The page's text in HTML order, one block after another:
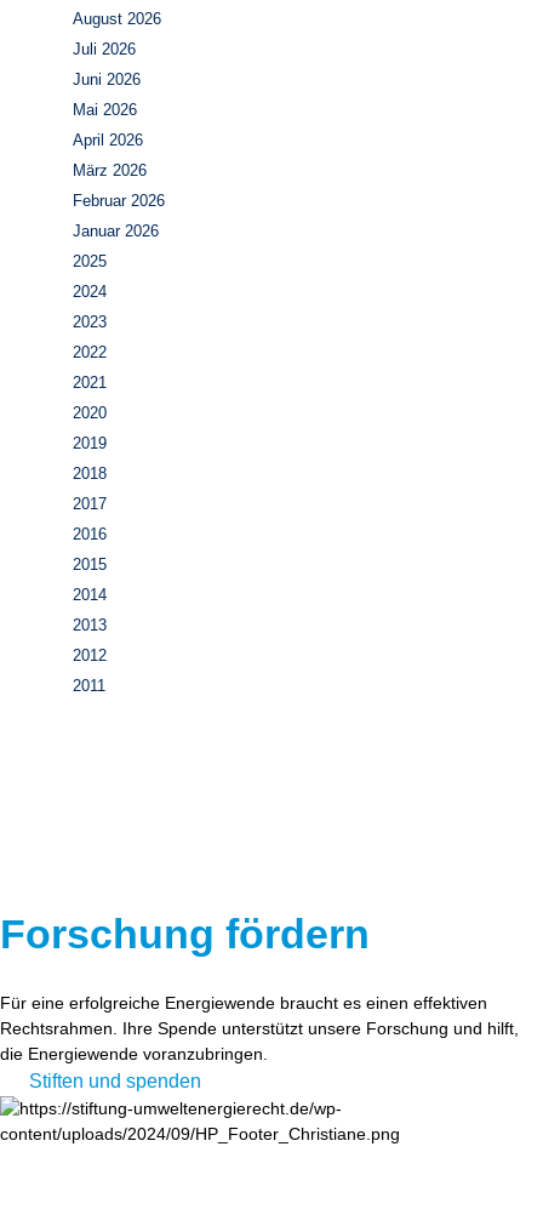
August 2026
Juli 2026
Juni 2026
Mai 2026
April 2026
März 2026
Februar 2026
Januar 2026
2025
2024
2023
2022
2021
2020
2019
2018
2017
2016
2015
2014
2013
2012
2011
Forschung fördern
Für eine erfolgreiche Energiewende braucht es einen effektiven
Rechtsrahmen. Ihre Spende unterstützt unsere Forschung und hilft,
die Energiewende voranzubringen.
Stiften und spenden